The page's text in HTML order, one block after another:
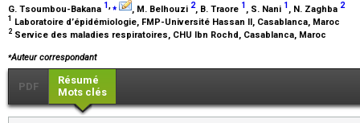
G. Tsoumbou-Bakana 1,⁎ , M. Belhouzi 2, B. Traore 1 , S. Nani 1 , N. Zaghba 2
1 Laboratoire d’épidémiologie, FMP-Université Hassan II, Casablanca, Maroc
2 Service des maladies respiratoires, CHU Ibn Rochd, Casablanca, Maroc
⁎Auteur correspondant
PDF
Résumé
Mots clés